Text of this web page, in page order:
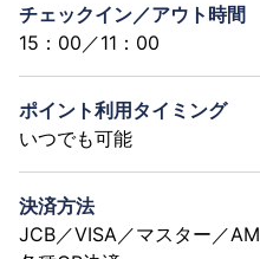
チェックイン／アウト時間
15：00／11：00
ポイント利用タイミング
いつでも可能
決済方法
JCB／VISA／マスター／